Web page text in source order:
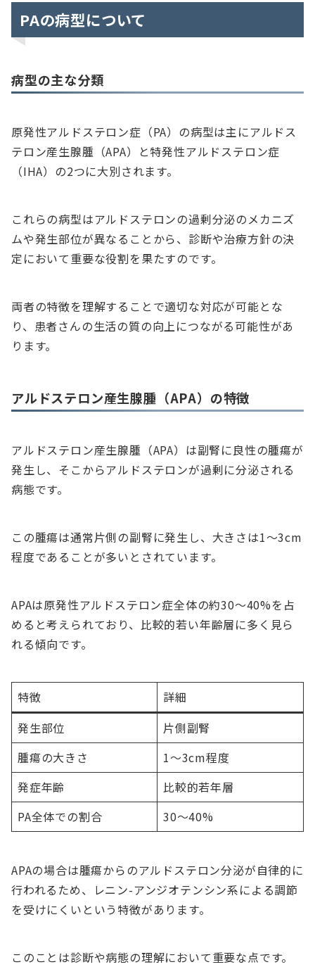
PAの病型について
病型の主な分類
原発性アルドステロン症（PA）の病型は主にアルドス
テロン産生腺腫（APA）と特発性アルドステロン症
（IHA）の2つに大別されます。
これらの病型はアルドステロンの過剰分泌のメカニズ
ムや発生部位が異なることから、診断や治療方針の決
定において重要な役割を果たすのです。
両者の特徴を理解することで適切な対応が可能とな
り、患者さんの生活の質の向上につながる可能性があ
ります。
アルドステロン産生腺腫（APA）の特徴
アルドステロン産生腺腫（APA）は副腎に良性の腫瘍が
発生し、そこからアルドステロンが過剰に分泌される
病態です。
この腫瘍は通常片側の副腎に発生し、大きさは1〜3cm
程度であることが多いとされています。
APAは原発性アルドステロン症全体の約30〜40%を占
めると考えられており、比較的若い年齢層に多く見ら
れる傾向です。
特徴
詳細
発生部位
片側副腎
腫瘍の大きさ
1〜3cm程度
発症年齢
比較的若年層
PA全体での割合
30〜40%
APAの場合は腫瘍からのアルドステロン分泌が自律的に
行われるため、レニン-アンジオテンシン系による調節
を受けにくいという特徴があります。
このことは診断や病態の理解において重要な点です。